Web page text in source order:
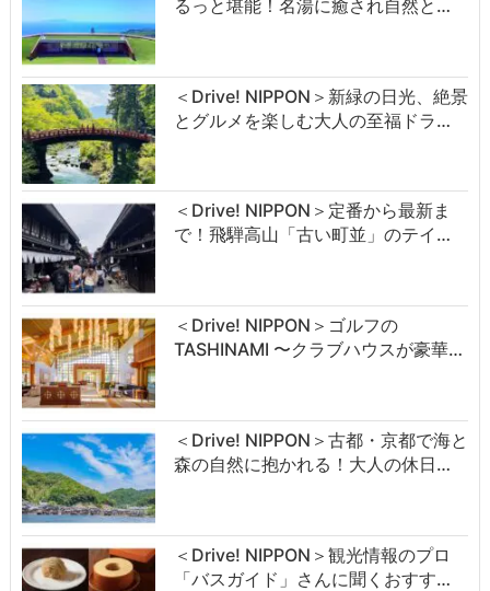
るっと堪能！名湯に癒され自然と…
＜Drive! NIPPON＞新緑の日光、絶景
とグルメを楽しむ大人の至福ドラ…
＜Drive! NIPPON＞定番から最新ま
で！飛騨高山「古い町並」のテイ…
＜Drive! NIPPON＞ゴルフの
TASHINAMI 〜クラブハウスが豪華…
＜Drive! NIPPON＞古都・京都で海と
森の自然に抱かれる！大人の休日…
＜Drive! NIPPON＞観光情報のプロ
「バスガイド」さんに聞くおすす…